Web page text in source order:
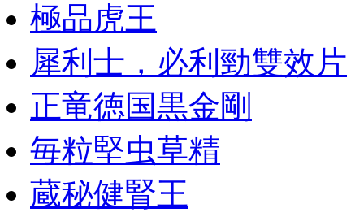
極品虎王
犀利士，必利勁雙效片
正竜徳国黒金剛
毎粒堅虫草精
蔵秘健腎王